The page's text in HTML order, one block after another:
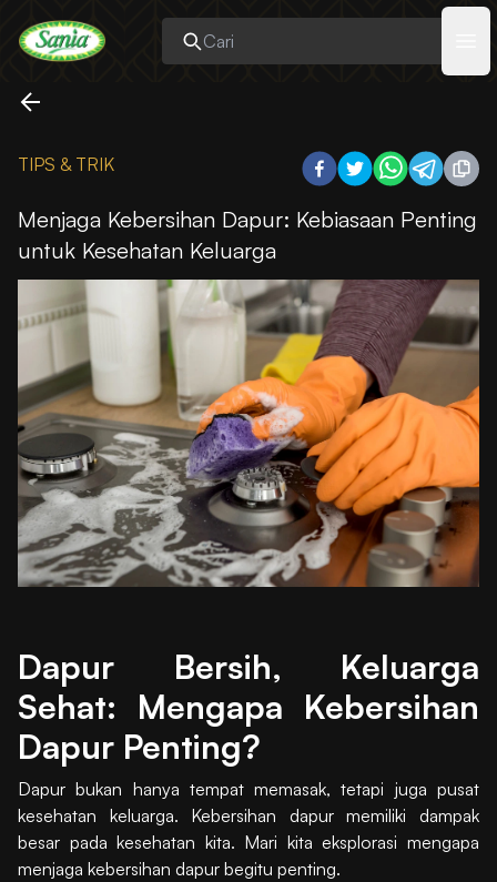
Sania
TIPS & TRIK
Menjaga Kebersihan Dapur: Kebiasaan Penting
untuk Kesehatan Keluarga
Dapur Bersih, Keluarga
Sehat: Mengapa Kebersihan
Dapur Penting?
Dapur bukan hanya tempat memasak, tetapi juga pusat
kesehatan keluarga. Kebersihan dapur memiliki dampak
besar pada kesehatan kita. Mari kita eksplorasi mengapa
menjaga kebersihan dapur begitu penting.